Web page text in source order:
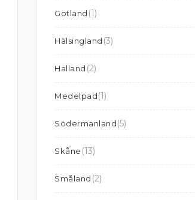
Gotland (1)
Hälsingland (3)
Halland (2)
Medelpad(1)
Södermanland(5)
Skåne (13)
Småland (2)